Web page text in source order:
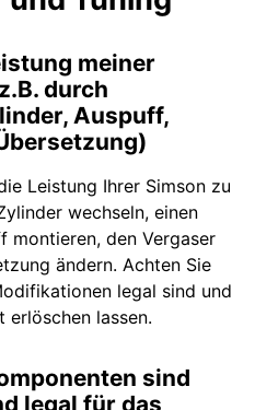
meiner
durch
Auspuff,
Leistung Ihrer Simson zu
wechseln, einen
montieren, den Vergaser
ändern. Achten Sie
legal sind und
erlöschen lassen.
sind
legal für das